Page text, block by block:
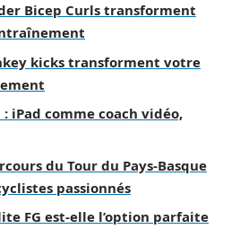
Bicep Curls transforment
kicks transforment votre
iPad comme coach vidéo,
du Tour du Pays-Basque
passionnés
FG est-elle l’option parfaite